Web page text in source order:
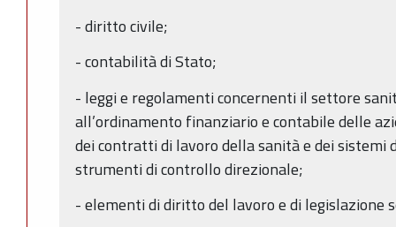
- diritto civile;
- contabilità di Stato;
- leggi e regolamenti concernenti il settore
all’ordinamento finanziario e contabile delle
dei contratti di lavoro della sanità e dei sistemi
strumenti di controllo direzionale;
- elementi di diritto del lavoro e di legislazione